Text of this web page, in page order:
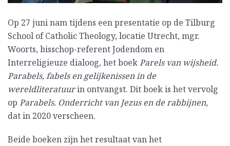
Op 27 juni nam tijdens een presentatie op de Tilburg
School of Catholic Theology, locatie Utrecht, mgr.
Woorts, bisschop-referent Jodendom en
Interreligieuze dialoog, het boekParels van wijsheid.
Parabels, fabels en gelijkenissen in de
wereldliteratuurin ontvangst. Dit boek is het vervolg
op Parabels. Onderricht van Jezus en de rabbijnen,
dat in 2020 verscheen.
Beide boeken zijn het resultaat van het